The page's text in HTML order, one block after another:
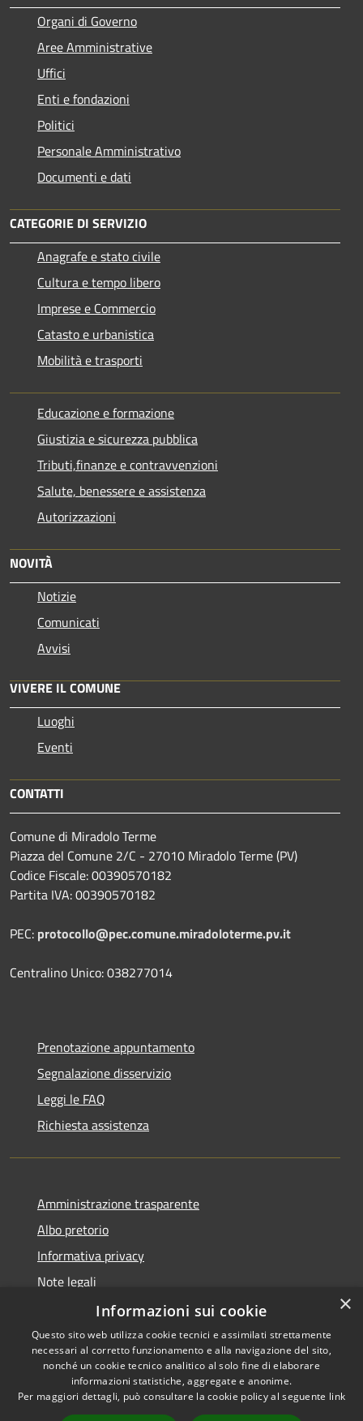
Organi di Governo
Aree Amministrative
Uffici
Enti e fondazioni
Politici
Personale Amministrativo
Documenti e dati
CATEGORIE DI SERVIZIO
Anagrafe e stato civile
Cultura e tempo libero
Imprese e Commercio
Catasto e urbanistica
Mobilità e trasporti
Educazione e formazione
Giustizia e sicurezza pubblica
Tributi,finanze e contravvenzioni
Salute, benessere e assistenza
Autorizzazioni
NOVITÀ
Notizie
Comunicati
Avvisi
VIVERE IL COMUNE
Luoghi
Eventi
CONTATTI
Comune di Miradolo Terme
Piazza del Comune 2/C - 27010 Miradolo Terme (PV)
Codice Fiscale: 00390570182
Partita IVA: 00390570182
PEC: protocollo@pec.comune.miradoloterme.pv.it
Centralino Unico: 038277014
Prenotazione appuntamento
Segnalazione disservizio
Leggi le FAQ
Richiesta assistenza
Amministrazione trasparente
Albo pretorio
Informativa privacy
Note legali
Dichiarazione di accessibilità
RSS
Accessibilità
Copyright © 2026 • Comune di
×
Informazioni sui cookie
Questo sito web utilizza cookie tecnici e assimilati strettamente
necessari al corretto funzionamento e alla navigazione del sito,
nonché un cookie tecnico analitico al solo fine di elaborare
informazioni statistiche, aggregate e anonime.
Per maggiori dettagli, può consultare la cookie policy al seguente link